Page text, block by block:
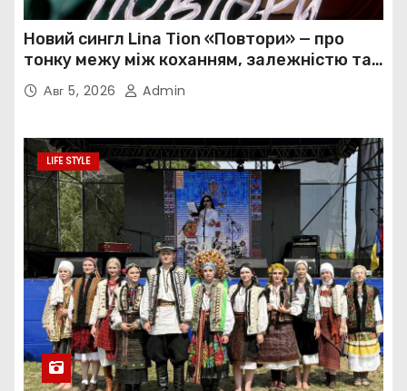
Новий сингл Lina Tion «Повтори» — про
тонку межу між коханням, залежністю та
нав’язливою прив’язаністю
Авг 5, 2026 Admin
LIFE STYLE